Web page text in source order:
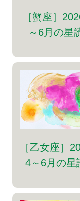
［蟹座］
～6月の星
［乙女座］
4～6月の星